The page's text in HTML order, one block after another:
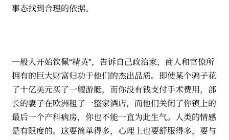
事态找到合理的依据。
一般人开始钦佩“精英”，告诉自己政治家，商人和官僚所
拥有的巨大财富归功于他们的杰出品质。即使某个骗子花
了十亿美元买了一艘游艇，而你没有钱支付手术费用，部
长的妻子在欧洲租了一整家酒店，而他们关闭了你镇上的
最后一个产科病房，你也不能一直为此生气。人类的情感
是有限度的。这要简单得多，心理上也要舒服得多，要与